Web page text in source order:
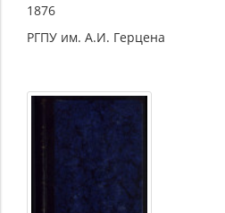
1876
РГПУ им. А.И. Герцена